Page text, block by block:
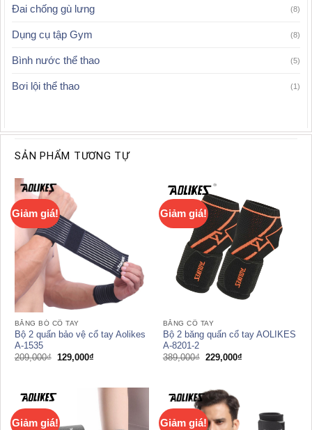
Đai chống gù lưng (8)
Dụng cụ tập Gym (8)
Bình nước thể thao (5)
Bơi lội thể thao (1)
SẢN PHẨM TƯƠNG TỰ
Giảm giá!
BĂNG BÓ CỔ TAY
Bộ 2 quấn bảo vệ cổ tay Aolikes
A-1535
209,000₫ Giá
129,000₫Giá
129,000₫.
Giảm giá!
BĂNG CỔ TAY
Bộ 2 băng quấn cổ tay AOLIKES
A-8201-2
389,000₫ Giá
229,000₫Giá
Giảm giá! Giảm giá!